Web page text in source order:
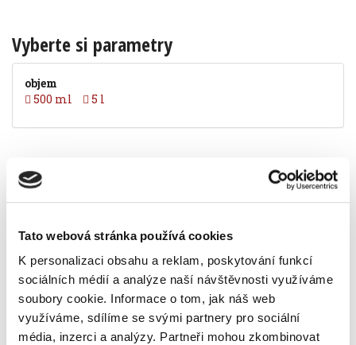
Tato webová stránka používá cookies
K personalizaci obsahu a reklam, poskytování funkcí
sociálních médií a analýze naší návštěvnosti využíváme
soubory cookie. Informace o tom, jak náš web
využíváme, sdílíme se svými partnery pro sociální
média, inzerci a analýzy. Partneři mohou zkombinovat
Vyberte si parametry
objem
500 ml
5 l
Popis
obsažené nanočástice vytvoří na povrchu
ochrannou vrstvu
udrží povrch čistý po delší dobu
obsahuje alkohol
nezanechává šmouhy
objem 500 ml
vůně arctic